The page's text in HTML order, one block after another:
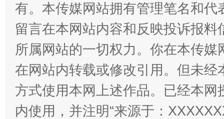
解纷+调解+退费，一次搞定
有。本传媒网站拥有管理笔名和
留言在本网站内容和反映投诉报
所属网站的一切权力。你在本传
在网站内转载或修改引用。但未
方式使用本网上述作品。已经本
内使用，并注明“来源于：